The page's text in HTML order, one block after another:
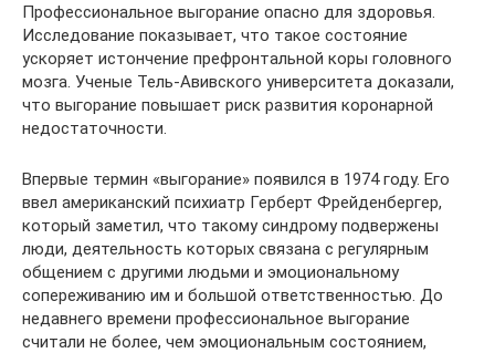
Профессиональное выгорание опасно для здоровья.
Исследование показывает, что такое состояние
ускоряет истончение префронтальной коры головного
мозга. Ученые Тель-Авивского университета доказали,
что выгорание повышает риск развития коронарной
недостаточности.
Впервые термин «выгорание» появился в 1974 году. Его
ввел американский психиатр Герберт Фрейденбергер,
который заметил, что такому синдрому подвержены
люди, деятельность которых связана с регулярным
общением с другими людьми и эмоциональному
сопереживанию им и большой ответственностью. До
недавнего времени профессиональное выгорание
считали не более, чем эмоциональным состоянием,